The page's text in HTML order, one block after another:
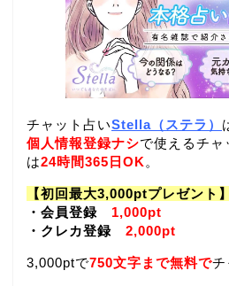
チャット占いStella（ステラ）
個人情報登録ナシで使えるチャ
は24時間365日OK 。
【初回最大3,000ptプレゼント】
・会員登録 1,000pt
・クレカ登録 2,000pt
3,000ptで750文字まで無料でチ